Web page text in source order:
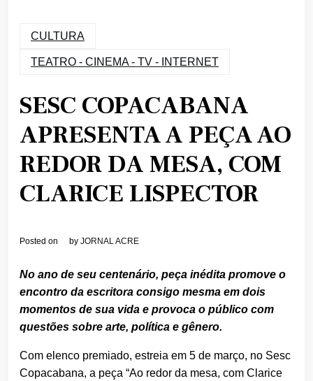
CULTURA
TEATRO - CINEMA - TV - INTERNET
SESC COPACABANA
APRESENTA A PEÇA AO
REDOR DA MESA, COM
CLARICE LISPECTOR
Posted on by JORNAL ACRE
No ano de seu centenário, peça inédita promove o
encontro da escritora consigo mesma em dois
momentos de sua vida e provoca o público com
questões sobre arte, política e gênero.
Com elenco premiado, estreia em 5 de março, no Sesc
Copacabana, a peça “Ao redor da mesa, com Clarice